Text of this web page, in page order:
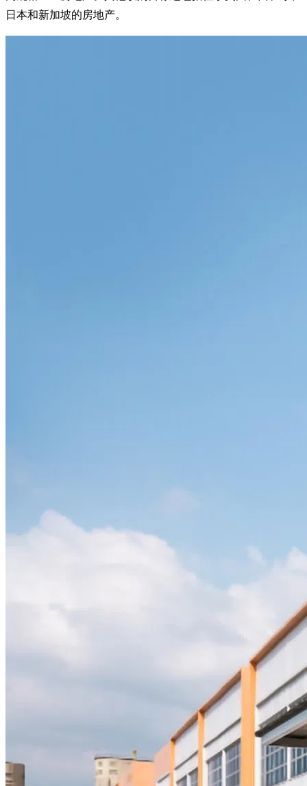
日本和新加坡的房地产。